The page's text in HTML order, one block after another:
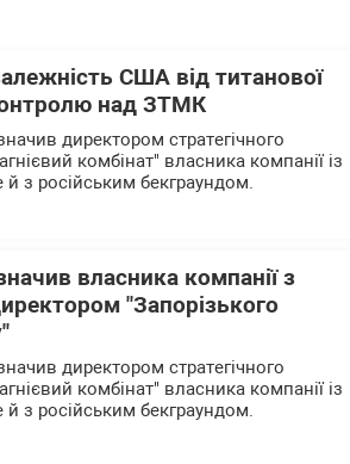
США від титанової
над ЗТМК
директором стратегічного
комбінат" власника компанії із
з російським бекграундом.
власника компанії з
"Запорізького
директором стратегічного
комбінат" власника компанії із
з російським бекграундом.